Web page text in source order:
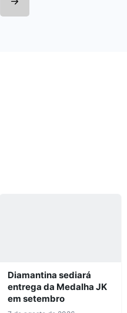
Diamantina sediará
entrega da Medalha JK
em setembro